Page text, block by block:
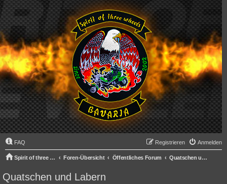
FAQ Anmelden
Registrieren
Spirit of three wheels Foren-Übersicht Öffentliches Forum Quatschen und Labern
Quatschen und Labern